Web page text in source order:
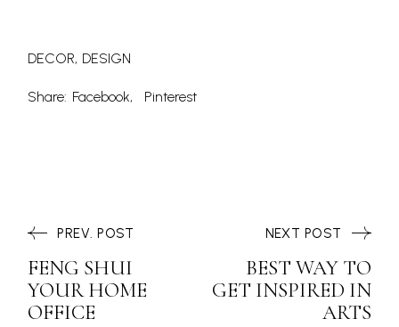
DECOR DESIGN
Share: Facebook Pinterest
PREV. POST
FENG SHUI
YOUR HOME
OFFICE
BEST WAY TO
GET INSPIRED IN
ARTS
NEXT POST